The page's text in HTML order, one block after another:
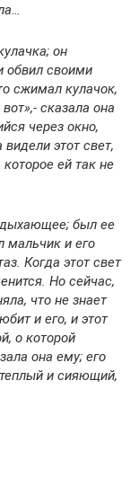
он
обвил своими
сжимал кулачок,
сказала она
через окно,
этот свет,
ей так не
был ее
мальчик и его
Когда этот свет
Но сейчас,
что не знает
и его, и этот
о которой
она ему; его
и сияющий,